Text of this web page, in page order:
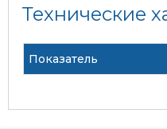
Технические
Показатель